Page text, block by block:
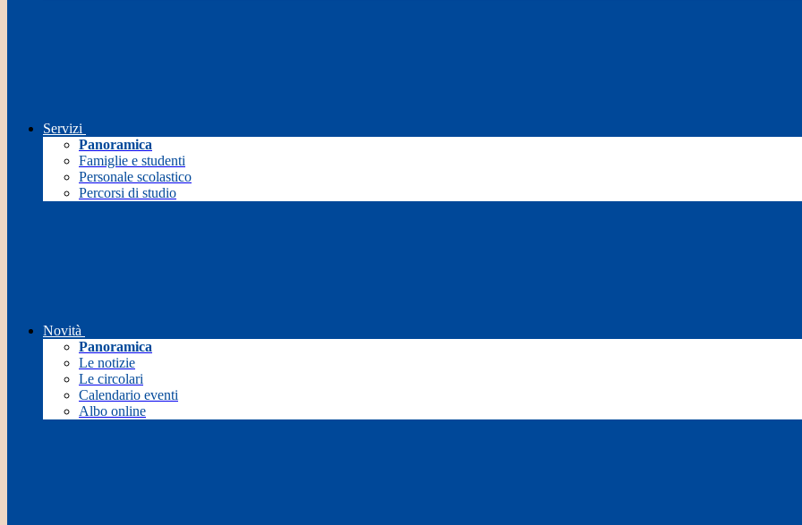
Servizi
Panoramica
Famiglie e studenti
Personale scolastico
Percorsi di studio
Novità
Panoramica
Le notizie
Le circolari
Calendario eventi
Albo online